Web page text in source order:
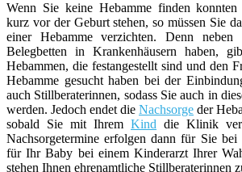
Wenn Sie keine Hebamme finden
kurz vor der Geburt stehen, so müssen Sie
einer Hebamme verzichten. Denn
Belegbetten in Krankenhäusern haben,
Hebammen, die festangestellt sind und den
Hebamme gesucht haben bei der
auch Stillberaterinnen, sodass Sie auch in
werden. Jedoch endet die Nachsorge der
sobald Sie mit Ihrem Kind die Klinik
Nachsorgetermine erfolgen dann für Sie bei
für Ihr Baby bei einem Kinderarzt Ihrer
stehen Ihnen ehrenamtliche Stillberaterinnen